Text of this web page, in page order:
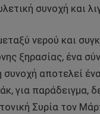
συνοχή και
νερού και
ξηρασίας, ένα
συνοχή αποτελεί
για παράδειγμα,
Συρία τον